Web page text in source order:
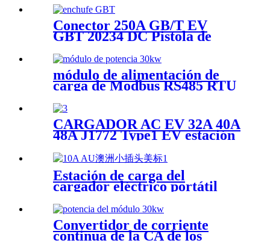
Tesla
Conector 250A GB/T EV
GBT 20234 DC Pistola de
módulo de alimentación de
carga de Modbus RS485 RTU
EV
CARGADOR AC EV 32A 40A
48A J1772 Type1 EV estación
de carga EV wallbox
Estación de carga del
cargador eléctrico portátil
Type1 10A del cargador ev
para el coche eléctrico
Convertidor de corriente
continua de la CA de los